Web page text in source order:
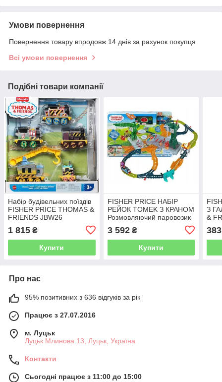
Умови повернення
Повернення товару впродовж 14 днів за рахунок покупця
Всі умови повернення
Подібні товари компанії
Набір будівельних поїздів
FISHER PRICE THOMAS &
FRIENDS JBW26
1 815 ₴
Купити
FISHER PRICE НАБІР
РЕЙОК TOMEK З КРАНОМ
Розмовляючий паровозик
3 592₴
Купити
З
&
383
Про нас
95% позитивних з 636 відгуків за рік
Працює з 27.07.2016
м. Луцьк
Луцьк Млинова 13, Луцьк, Україна
Контакти
Сьогодні працює з 11:00 до 15:00